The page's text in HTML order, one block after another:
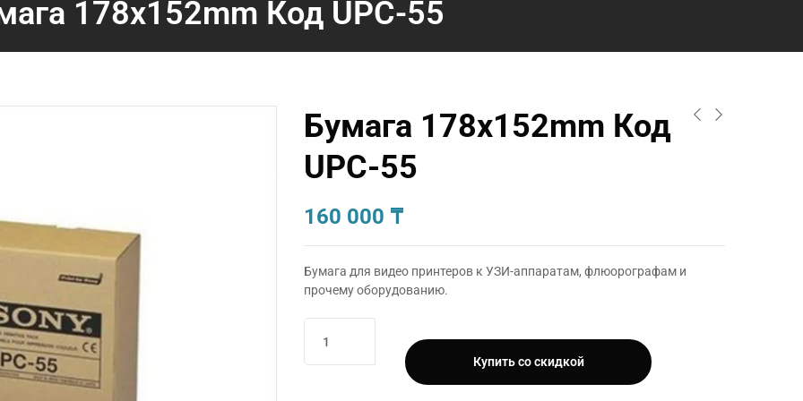
178х152mm Код UPC-55
Бумага 178х152mm Код
UPC-55
160 000 ₸
Бумага для видео принтеров к УЗИ-аппаратам, флюорографам и
прочему оборудованию.
товара
Бумага
Купить со скидкой